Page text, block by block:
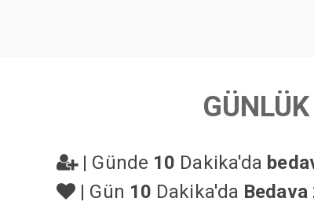
GÜNLÜK
| Günde 10 Dakika'da
| Gün 10 Dakika'da Bedava